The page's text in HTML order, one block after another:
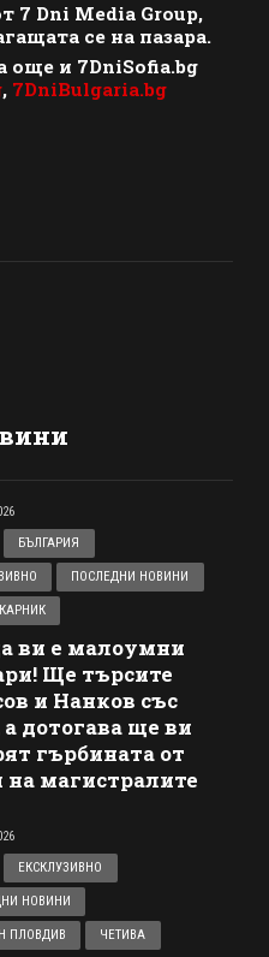
7 Dni Media Group,
се на пазара.
още и 7DniSofia.bg
, 7DniBulgaria.bg
БЪЛГАРИЯ
ПОСЛЕДНИ НОВИНИ
ви е малоумни
Ще търсите
и Нанков със
дотогава ще ви
гърбината от
на магистралите
ЕКСКЛУЗИВНО
НОВИНИ
ПЛОВДИВ ЧЕТИВА